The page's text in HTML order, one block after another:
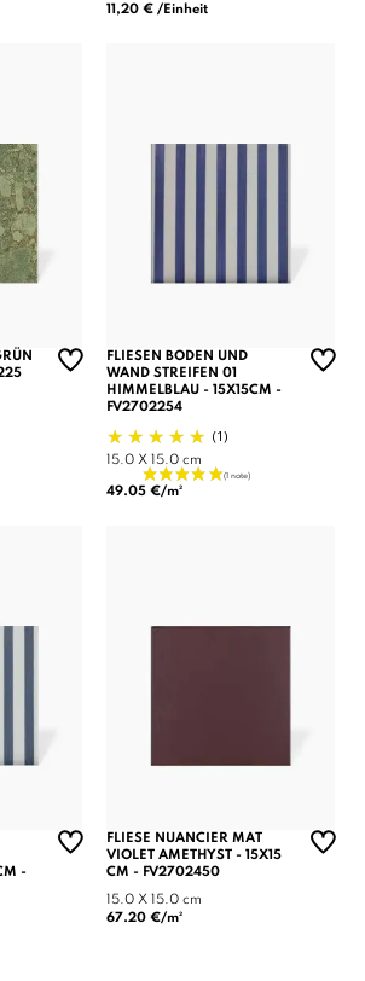
11,20 € /Einheit
FLIESEN BODEN UND
WAND STREIFEN 01
HIMMELBLAU - 15X15CM -
FV2702254
(1)
15.0 X 15.0 cm
49.05 €/m²
-
FLIESE NUANCIER MAT
VIOLET AMETHYST - 15X15
CM - FV2702450
15.0 X 15.0 cm
67.20 €/m²